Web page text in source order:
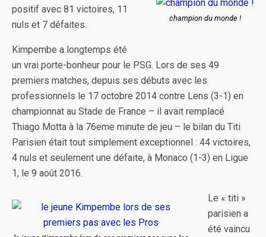
champion du monde !
positif avec 81 victoires, 11
nuls et 7 défaites.
Kimpembe a longtemps été
un vrai porte-bonheur pour le PSG. Lors de ses 49
premiers matches, depuis ses débuts avec les
professionnels le 17 octobre 2014 contre Lens (3-1) en
championnat au Stade de France – il avait remplacé
Thiago Motta à la 76eme minute de jeu – le bilan du Titi
Parisien était tout simplement exceptionnel : 44 victoires,
4 nuls et seulement une défaite, à Monaco (1-3) en Ligue
1, le 9 août 2016.
Le « titi »
parisien a
été vaincu